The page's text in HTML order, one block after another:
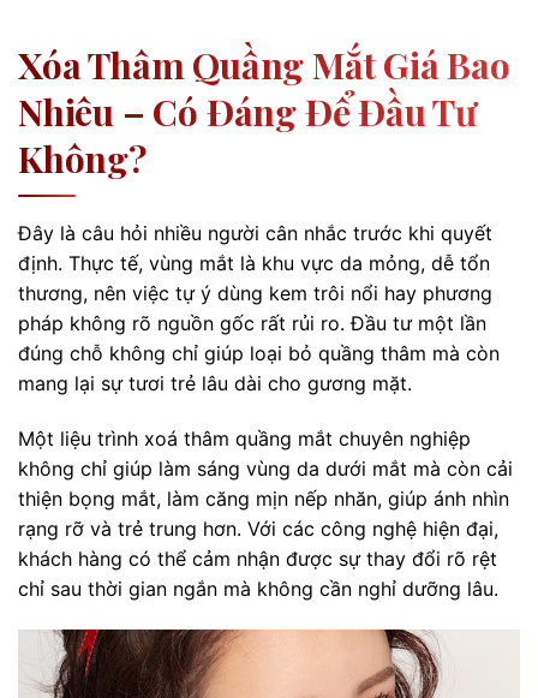
Xóa Thâm Quầng Mắt Giá Bao
Nhiêu – Có Đáng Để Đầu Tư
Không?
Đây là câu hỏi nhiều người cân nhắc trước khi quyết
định. Thực tế, vùng mắt là khu vực da mỏng, dễ tổn
thương, nên việc tự ý dùng kem trôi nổi hay phương
pháp không rõ nguồn gốc rất rủi ro. Đầu tư một lần
đúng chỗ không chỉ giúp loại bỏ quầng thâm mà còn
mang lại sự tươi trẻ lâu dài cho gương mặt.
Một liệu trình xoá thâm quầng mắt chuyên nghiệp
không chỉ giúp làm sáng vùng da dưới mắt mà còn cải
thiện bọng mắt, làm căng mịn nếp nhăn, giúp ánh nhìn
rạng rỡ và trẻ trung hơn. Với các công nghệ hiện đại,
khách hàng có thể cảm nhận được sự thay đổi rõ rệt
chỉ sau thời gian ngắn mà không cần nghỉ dưỡng lâu.